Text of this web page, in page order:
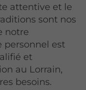
attentive et le
sont nos
notre
personnel est
et
au Lorrain,
besoins.